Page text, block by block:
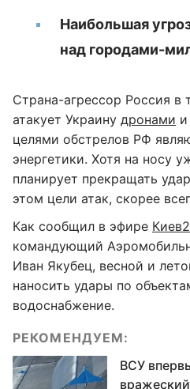
Наибольшая
над городами-
Страна-агрессор Россия в
атакует Украину дронами
целями обстрелов РФ
энергетики. Хотя на носу
планирует прекращать
этом цели атак, скорее
Как сообщил в эфире
командующий
Иван Якубец, весной и
наносить удары по
водоснабжение.
РЕКОМЕНДУЕМ:
ВСУ